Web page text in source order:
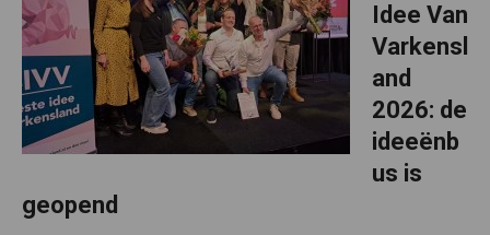
Idee Van
Varkensl
and
2026: de
ideeënb
us is
geopend